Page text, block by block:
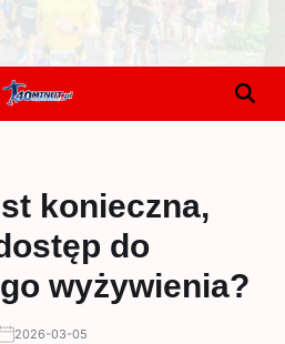
konieczna,
do
wyżywienia?
2026-03-05